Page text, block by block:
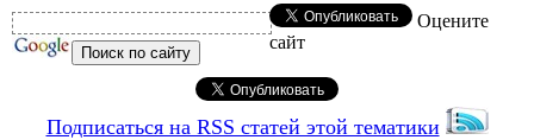
Оцените
сайт
Подписаться на RSS статей этой тематики